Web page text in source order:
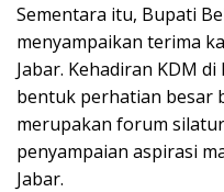
Sementara itu, Bupati
menyampaikan terima
Jabar. Kehadiran KDM
bentuk perhatian besar
merupakan forum
penyampaian aspirasi
Jabar.